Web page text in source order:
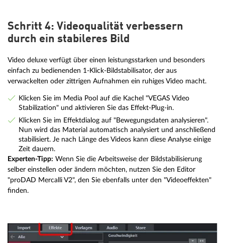
Schritt 4: Videoqualität verbessern
durch ein stabileres Bild
Video deluxe verfügt über einen leistungsstarken und besonders
einfach zu bedienenden 1-Klick-Bildstabilisator, der aus
verwackelten oder zittrigen Aufnahmen ein ruhiges Video macht.
Klicken Sie im Media Pool auf die Kachel "VEGAS Video
Stabilization" und aktivieren Sie das Effekt-Plug-in.
Klicken Sie im Effektdialog auf "Bewegungsdaten analysieren".
Nun wird das Material automatisch analysiert und anschließend
stabilisiert. Je nach Länge des Videos kann diese Analyse einige
Zeit dauern.
Experten-Tipp: Wenn Sie die Arbeitsweise der Bildstabilisierung
selber einstellen oder ändern möchten, nutzen Sie den Editor
"proDAD Mercalli V2", den Sie ebenfalls unter den "Videoeffekten"
finden.